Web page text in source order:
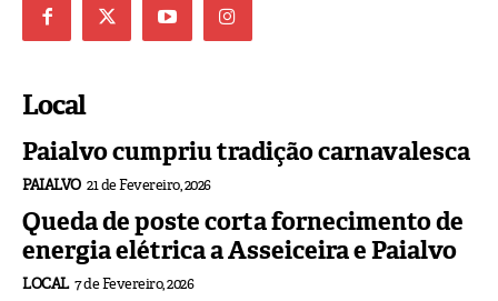
Local
Paialvo cumpriu tradição carnavalesca
PAIALVO 21 de Fevereiro, 2026
Queda de poste corta fornecimento de
energia elétrica a Asseiceira e Paialvo
LOCAL 7 de Fevereiro, 2026